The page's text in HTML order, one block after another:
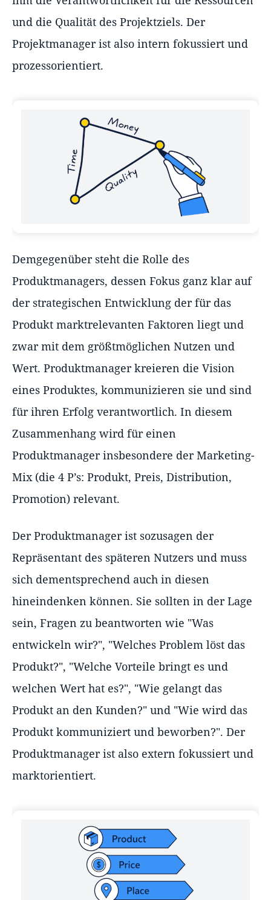
und die Qualität des Projektziels. Der
Projektmanager ist also intern fokussiert und
prozessorientiert.
Demgegenüber steht die Rolle des
Produktmanagers, dessen Fokus ganz klar auf
der strategischen Entwicklung der für das
Produkt marktrelevanten Faktoren liegt und
zwar mit dem größtmöglichen Nutzen und
Wert. Produktmanager kreieren die Vision
eines Produktes, kommunizieren sie und sind
für ihren Erfolg verantwortlich. In diesem
Zusammenhang wird für einen
Produktmanager insbesondere der Marketing-
Mix (die 4 P’s: Produkt, Preis, Distribution,
Promotion) relevant.
Der Produktmanager ist sozusagen der
Repräsentant des späteren Nutzers und muss
sich dementsprechend auch in diesen
hineindenken können. Sie sollten in der Lage
sein, Fragen zu beantworten wie "Was
entwickeln wir?", "Welches Problem löst das
Produkt?", "Welche Vorteile bringt es und
welchen Wert hat es?", "Wie gelangt das
Produkt an den Kunden?" und "Wie wird das
Produkt kommuniziert und beworben?". Der
Produktmanager ist also extern fokussiert und
marktorientiert.